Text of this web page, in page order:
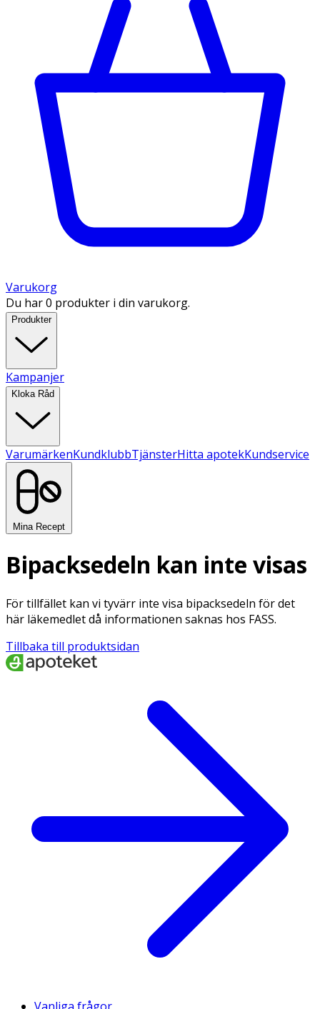
Varukorg
Du har 0 produkter i din varukorg.
Produkter
Kampanjer
Kloka Råd
VarumärkenKundklubbTjänsterHitta apotekKundservice
Mina Recept
Bipacksedeln kan inte visas
För tillfället kan vi tyvärr inte visa bipacksedeln för det
här läkemedlet då informationen saknas hos FASS.
Tillbaka till produktsidan